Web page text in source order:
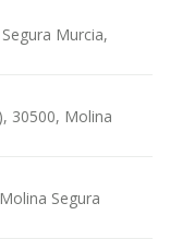
Murcia,
30500, Molina
Segura